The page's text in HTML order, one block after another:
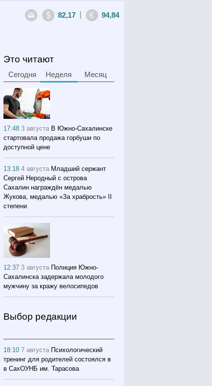
82,17 94,84
Это читают
Сегодня Неделя Месяц
17:483 августа В Южно-Сахалинске
стартовала продажа горбуши по
доступной цене
13:184 августа Младший сержант
Сергей Неродный с острова
Сахалин награждён медалью
Жукова, медалью «За храбрость» II
степени
12:373 августа Полиция Южно-
Сахалинска задержала молодого
мужчину за кражу велосипедов
Выбор редакции
18:107 августа Психологический
тренинг для родителей состоялся в
в СахОУНБ им. Тарасова